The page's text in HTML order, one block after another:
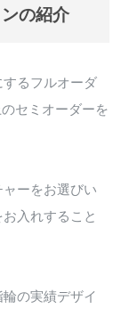
の紹介
るフルオーダ
セミオーダーを
ーをお選びい
入れすること
の実績デザイ